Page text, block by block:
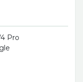
Pro